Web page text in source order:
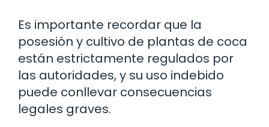
Es importante recordar que la
posesión y cultivo de plantas de coca
están estrictamente regulados por
las autoridades, y su uso indebido
puede conllevar consecuencias
legales graves.